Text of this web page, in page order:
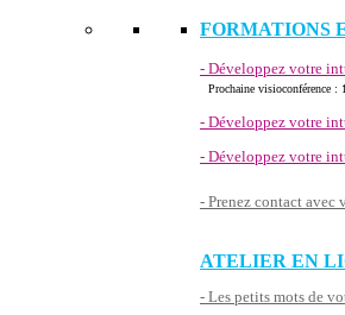
FORMATIONS
- Développez votre
Prochaine visioconférence :
- Développez votre
- Développez votre
- Prenez contact
ATELIER EN
- Les petits mots de